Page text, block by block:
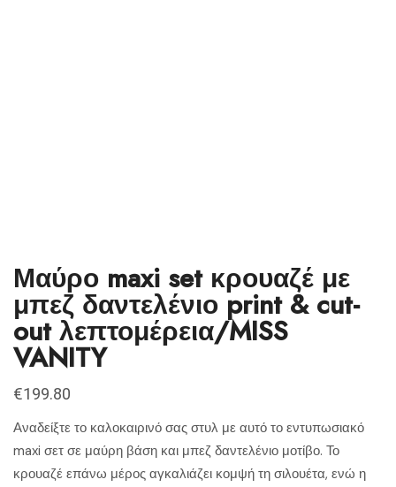
Μαύρο maxi set κρουαζέ με
μπεζ δαντελένιο print & cut-
out λεπτομέρεια/MISS
VANITY
€199.80
Αναδείξτε το καλοκαιρινό σας στυλ με αυτό το εντυπωσιακό
maxi σετ σε μαύρη βάση και μπεζ δαντελένιο μοτίβο. Το
κρουαζέ επάνω μέρος αγκαλιάζει κομψή τη σιλουέτα, ενώ η